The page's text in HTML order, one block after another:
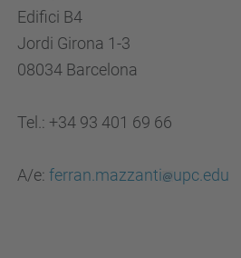
Edifici B4
Jordi Girona 1-3
08034 Barcelona
Tel.: +34 93 401 69 66
A/e: ferran.mazzanti upc.edu